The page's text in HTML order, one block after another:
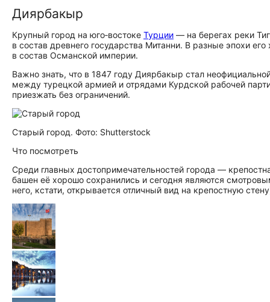
Диярбакыр
Крупный город на юго‑востоке Турции — на берегах реки
в состав древнего государства Митанни. В разные эпохи
в состав Османской империи.
Важно знать, что в 1847 году Диярбакыр стал
между турецкой армией и отрядами Курдской рабочей
приезжать без ограничений.
Старый город. Фото: Shutterstock
Что посмотреть
Среди главных до­сто­при­ме­ча­тель­но­стей города —
башен её хорошо сохранились и сегодня являются
него, кстати, открывается отличный вид на крепостную